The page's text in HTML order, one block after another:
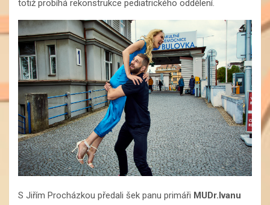
totiž probíhá rekonstrukce pediatrického oddělení.
S Jiřím Procházkou předali šek panu primáři MUDr.Ivanu